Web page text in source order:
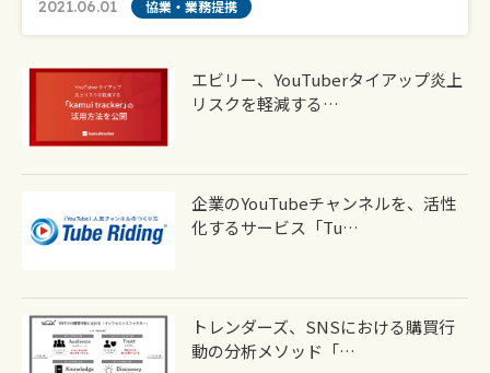
2021.06.01 協業・業務提携
エビリー、YouTuberタイアップ炎上
リスクを軽減する…
企業のYouTubeチャンネルを、活性
化するサービス「Tu…
トレンダーズ、SNSにおける購買行
動の分析メソッド「…